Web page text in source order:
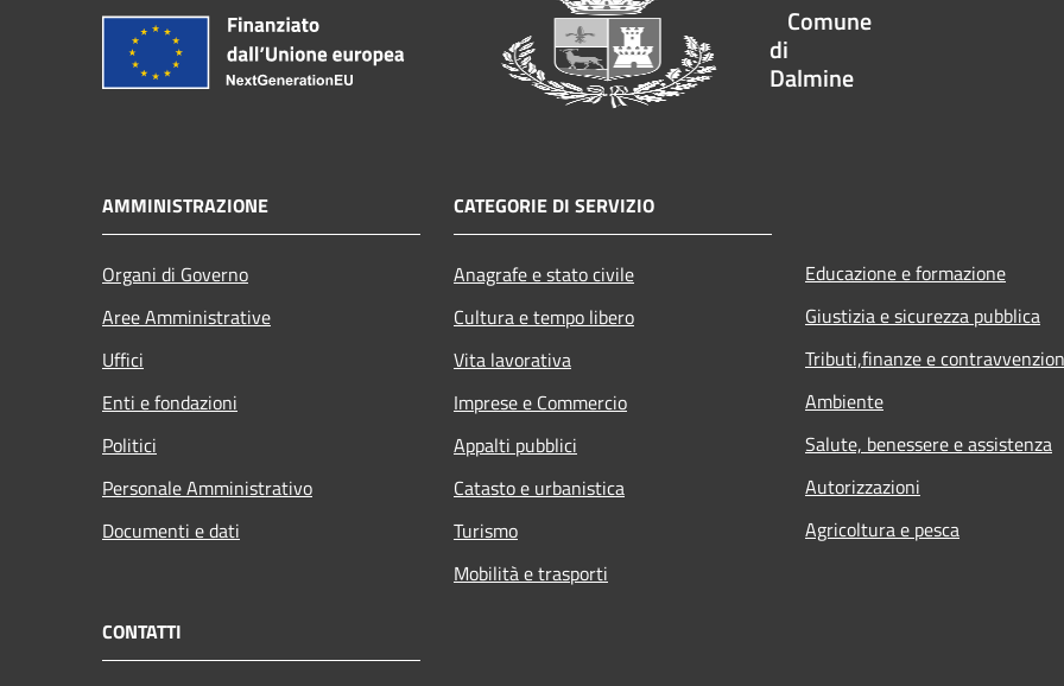
Comune
di
Dalmine
AMMINISTRAZIONE
Organi di Governo
Aree Amministrative
Uffici
Enti e fondazioni
Politici
Personale Amministrativo
Documenti e dati
CATEGORIE DI SERVIZIO
Anagrafe e stato civile
Cultura e tempo libero
Vita lavorativa
Imprese e Commercio
Appalti pubblici
Catasto e urbanistica
Turismo
Mobilità e trasporti
Educazione e formazione
Giustizia e sicurezza pubblica
Tributi,finanze e
Ambiente
Salute, benessere e assistenza
Autorizzazioni
Agricoltura e pesca
CONTATTI